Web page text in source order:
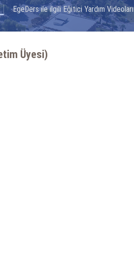
EgeDers ile ilgili Eğitici Yardım Videoları
Üyesi)